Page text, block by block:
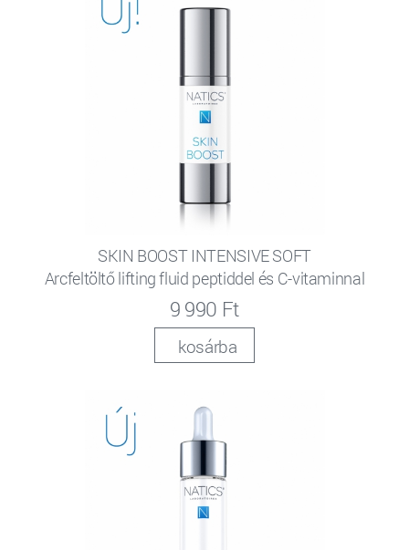
SKIN BOOST INTENSIVE SOFT
Arcfeltöltő lifting fluid peptiddel és C-vitaminnal
9 990 Ft
kosárba